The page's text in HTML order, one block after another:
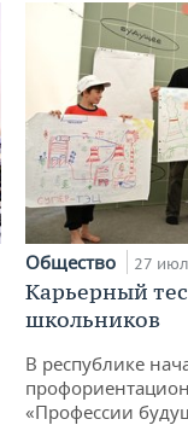
Общество 27
Карьерный
школьников
В республике
«Профессии